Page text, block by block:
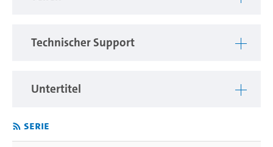
Technischer Support
Untertitel
Serie